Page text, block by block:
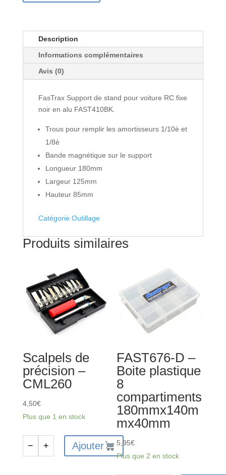
Description
Informations complémentaires
Avis (0)
FasTrax Support de stand pour voiture RC fixe
noir en alu FAST410BK.
Trous pour remplir les amortisseurs 1/10è et
1/8è
Bande magnétique sur le support
Longueur 180mm
Largeur 125mm
Hauteur 85mm
Catégorie Outillage
Produits similaires
Scalpels de
précision –
CML260
4,50€
Plus que 1 en stock
− + Ajouter
FAST676-D –
Boite plastique
8
compartiments
180mmx140m
mx40mm
5,95€
Plus que 2 en stock